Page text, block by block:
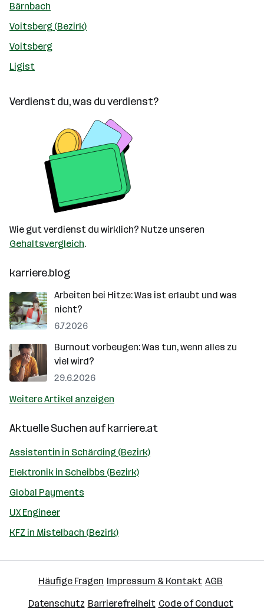
Bärnbach
Voitsberg (Bezirk)
Voitsberg
Ligist
Verdienst du, was du verdienst?
Wie gut verdienst du wirklich? Nutze unseren
Gehaltsvergleich.
karriere.blog
Arbeiten bei Hitze: Was ist erlaubt und was
nicht?
6.7.2026
Burnout vorbeugen: Was tun, wenn alles zu
viel wird?
29.6.2026
Weitere Artikel anzeigen
Aktuelle Suchen aufkarriere.at
Assistentin in Schärding (Bezirk)
Elektronik in Scheibbs (Bezirk)
Global Payments
UX Engineer
KFZ in Mistelbach (Bezirk)
Häufige Fragen Impressum & Kontakt AGB
Datenschutz Barrierefreiheit Code of Conduct